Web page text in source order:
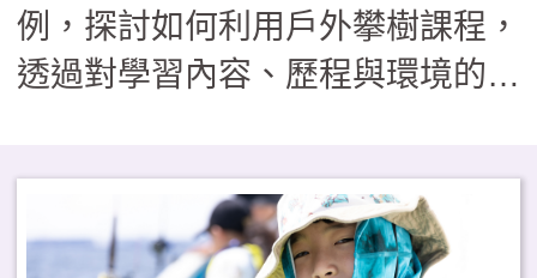
例，探討如何利用戶外攀樹課程，
透過對學習內容、歷程與環境的適
共同參與。文中也分享了如何透過
課程調整與設計，落實多元包容價
值，為戶外教育轉化為融合教育實